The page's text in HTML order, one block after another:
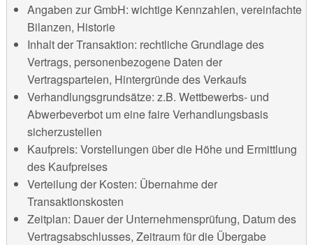
Angaben zur GmbH: wichtige Kennzahlen, vereinfachte
Bilanzen, Historie
Inhalt der Transaktion: rechtliche Grundlage des
Vertrags, personenbezogene Daten der
Vertragsparteien, Hintergründe des Verkaufs
Verhandlungsgrundsätze: z.B. Wettbewerbs- und
Abwerbeverbot um eine faire Verhandlungsbasis
sicherzustellen
Kaufpreis: Vorstellungen über die Höhe und Ermittlung
des Kaufpreises
Verteilung der Kosten: Übernahme der
Transaktionskosten
Zeitplan: Dauer der Unternehmensprüfung, Datum des
Vertragsabschlusses, Zeitraum für die Übergabe